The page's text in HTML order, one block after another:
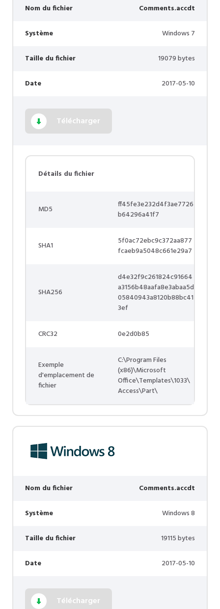
Nom du fichier Comments.accdt
Système Windows 7
Taille du fichier 19079 bytes
Date 2017-05-10
Télécharger
Détails du fichier
MD5
ff45fe3e232d4f3ae7726
b64296a41f7
SHA1
5f0ac72ebc9c372aa877
fcaeb9a5048c661e29a7
SHA256
d4e32f9c261824c91664
a3156b48aafa8e3abaa5d
05840943a8120b88bc41
3ef
CRC32 0e2d0b85
Exemple
d'emplacement de
fichier
C:\Program Files
(x86)\Microsoft
Office\Templates\1033\
Access\Part\
Nom du fichier Comments.accdt
Système Windows 8
Taille du fichier 19115 bytes
Date 2017-05-10
Télécharger